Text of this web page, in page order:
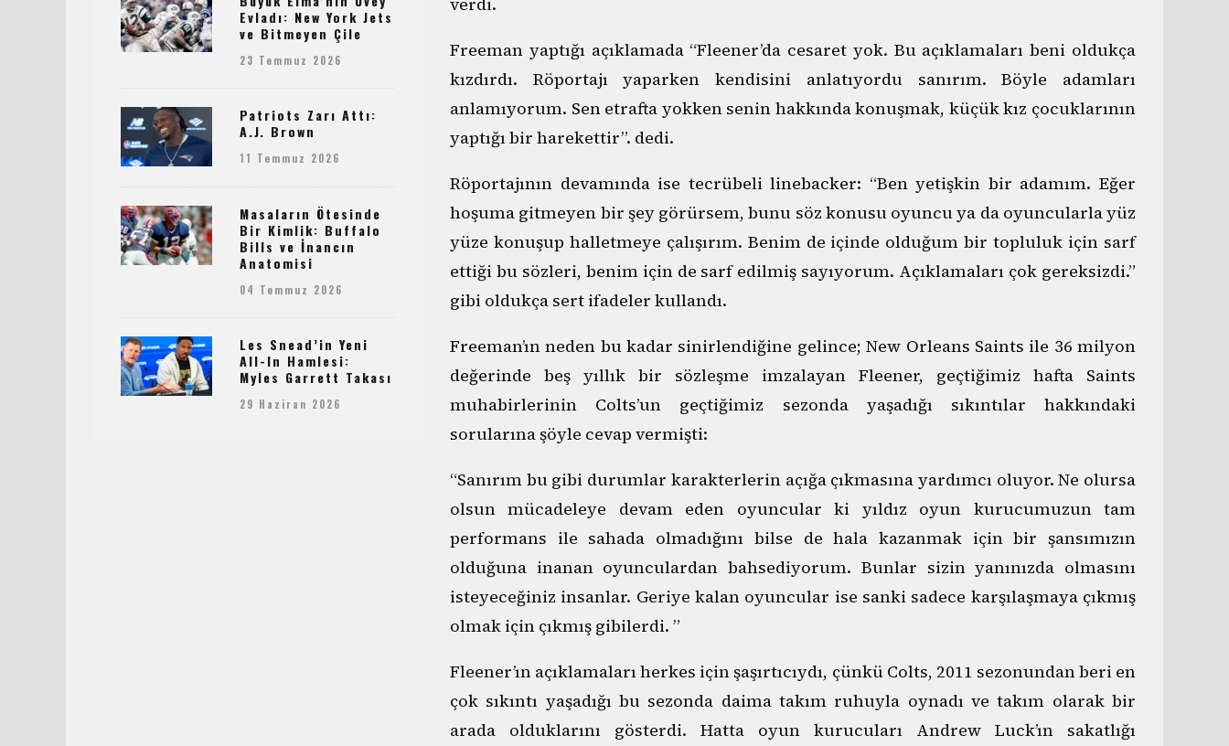
Freeman yaptığı açıklamada “Fleener’da cesaret yok. Bu açıklamaları beni oldukça
kızdırdı. Röportajı yaparken kendisini anlatıyordu sanırım. Böyle adamları
anlamıyorum. Sen etrafta yokken senin hakkında konuşmak, küçük kız çocuklarının
yaptığı bir harekettir”. dedi.
Röportajının devamında ise tecrübeli linebacker: “Ben yetişkin bir adamım. Eğer
hoşuma gitmeyen bir şey görürsem, bunu söz konusu oyuncu ya da oyuncularla yüz
yüze konuşup halletmeye çalışırım. Benim de içinde olduğum bir topluluk için sarf
ettiği bu sözleri, benim için de sarf edilmiş sayıyorum. Açıklamaları çok gereksizdi.”
gibi oldukça sert ifadeler kullandı.
Freeman’ın neden bu kadar sinirlendiğine gelince; New Orleans Saints ile 36 milyon
değerinde beş yıllık bir sözleşme imzalayan Fleener, geçtiğimiz hafta Saints
muhabirlerinin Colts’un geçtiğimiz sezonda yaşadığı sıkıntılar hakkındaki
sorularına şöyle cevap vermişti:
“Sanırım bu gibi durumlar karakterlerin açığa çıkmasına yardımcı oluyor. Ne olursa
olsun mücadeleye devam eden oyuncular ki yıldız oyun kurucumuzun tam
performans ile sahada olmadığını bilse de hala kazanmak için bir şansımızın
olduğuna inanan oyunculardan bahsediyorum. Bunlar sizin yanınızda olmasını
isteyeceğiniz insanlar. Geriye kalan oyuncular ise sanki sadece karşılaşmaya çıkmış
olmak için çıkmış gibilerdi. ”
Fleener’ın açıklamaları herkes için şaşırtıcıydı, çünkü Colts, 2011 sezonundan beri en
çok sıkıntı yaşadığı bu sezonda daima takım ruhuyla oynadı ve takım olarak bir
arada olduklarını gösterdi. Hatta oyun kurucuları Andrew Luck’ın sakatlığı
Evladı: New York Jets
ve Bitmeyen Çile
23 Temmuz 2026
Patriots Zarı Attı:
A.J. Brown
11 Temmuz 2026
Masaların Ötesinde
Bir Kimlik: Buffalo
Bills ve İnancın
Anatomisi
04 Temmuz 2026
Les Snead’in Yeni
All-In Hamlesi:
Myles Garrett Takası
29 Haziran 2026